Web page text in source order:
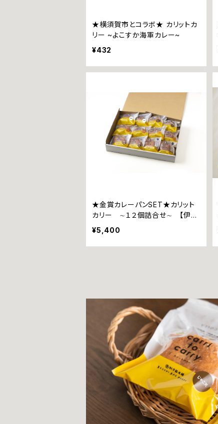
★横須賀市とコラボ★ カリットカ
リー ~よこすか海軍カレー~
¥432
★金賞カレーパンSET★カリット
カリー ∼１２個詰合せ∼ 【伊予
美人ｘ２個、じゃこ天ｘ２個、ウイン
ナーｘ２個、瀬戸内レモン香るチー
ズｘ２個、甘とろ豚ｘ２個、よこすか
¥5,400